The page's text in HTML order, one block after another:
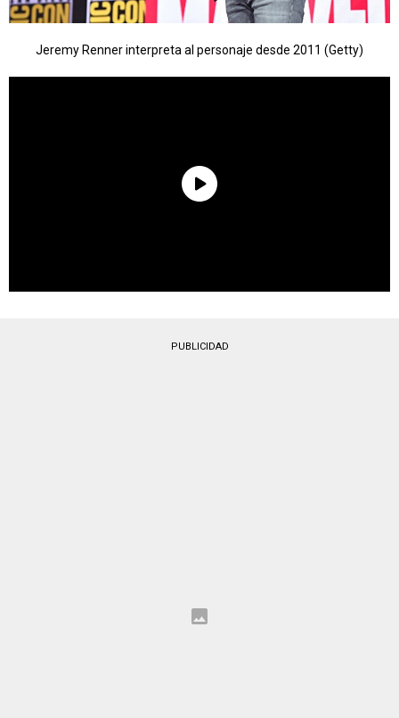
Jeremy Renner interpreta al personaje desde 2011 (Getty)
PUBLICIDAD